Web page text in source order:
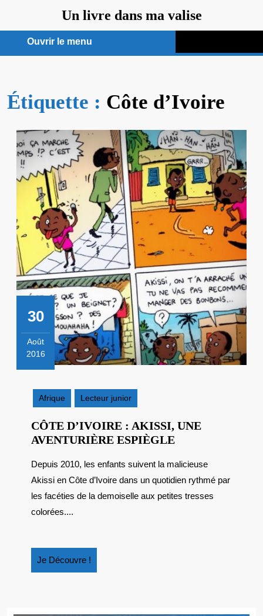
contenu
Un livre dans ma valise
Ouvrir le menu
menu
Étiquette : Côte d’Ivoire
30
Août
2016
2016
Afrique
Lecteur junior
CÔTE D’IVOIRE : AKISSI, UNE
AVENTURIÈRE ESPIÈGLECÔTE
:
AKISSI,
UNE
Depuis 2010, les enfants suivent la malicieuse
Akissi en Côte d’Ivoire dans un quotidien rythmé par
les facéties de la demoiselle aux petites tresses
colorées....
Je Découvre !
Découvre